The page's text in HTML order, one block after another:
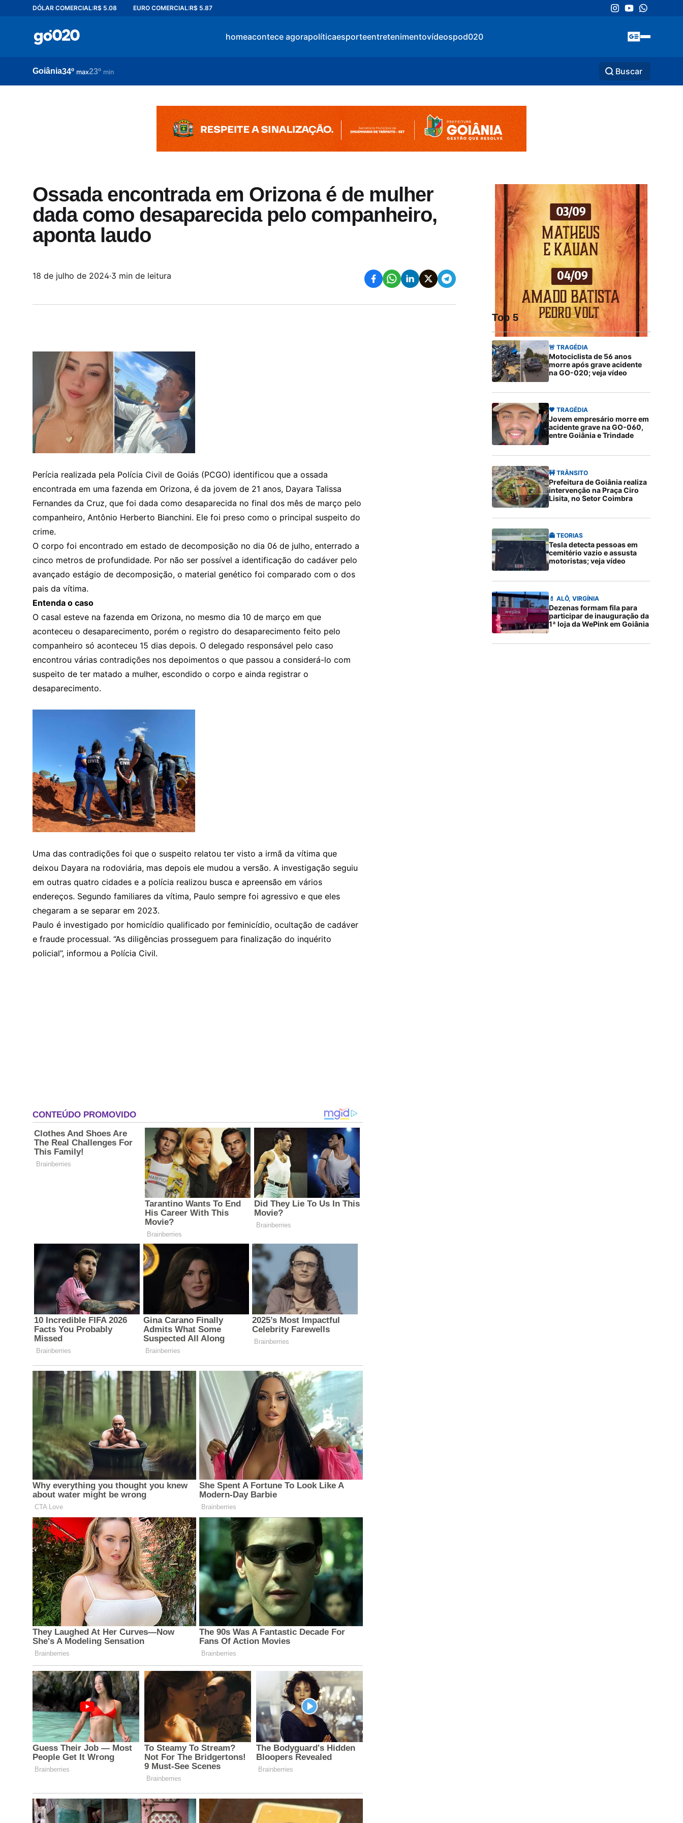
DÓLAR COMERCIAL:R$ 5.08 EURO COMERCIAL:R$ 5.87
homeacontece agorapolíticaesporteentretenimentovídeospod020
Goiânia34º max23º min Buscar
Ossada encontrada em Orizona é de mulher
dada como desaparecida pelo companheiro,
aponta laudo
18 de julho de 2024·3 min de leitura
Perícia realizada pela Polícia Civil de Goiás (PCGO) identificou que a ossada
encontrada em uma fazenda em Orizona, é da jovem de 21 anos, Dayara Talissa
Fernandes da Cruz, que foi dada como desaparecida no final dos mês de março pelo
companheiro, Antônio Herberto Bianchini. Ele foi preso como o principal suspeito do
crime.
O corpo foi encontrado em estado de decomposição no dia 06 de julho, enterrado a
cinco metros de profundidade. Por não ser possível a identificação do cadáver pelo
avançado estágio de decomposição, o material genético foi comparado com o dos
pais da vítima.
Entenda o caso
O casal esteve na fazenda em Orizona, no mesmo dia 10 de março em que
aconteceu o desaparecimento, porém o registro do desaparecimento feito pelo
companheiro só aconteceu 15 dias depois. O delegado responsável pelo caso
encontrou várias contradições nos depoimentos o que passou a considerá-lo com
suspeito de ter matado a mulher, escondido o corpo e ainda registrar o
desaparecimento.
Uma das contradições foi que o suspeito relatou ter visto a irmã da vítima que
deixou Dayara na rodoviária, mas depois ele mudou a versão. A investigação seguiu
em outras quatro cidades e a polícia realizou busca e apreensão em vários
endereços. Segundo familiares da vítima, Paulo sempre foi agressivo e que eles
chegaram a se separar em 2023.
Paulo é investigado por homicídio qualificado por feminicídio, ocultação de cadáver
e fraude processual. “As diligências prosseguem para finalização do inquérito
policial”, informou a Polícia Civil.
Top 5
🚨 TRAGÉDIA
Motociclista de 56 anos
morre após grave acidente
na GO-020; veja vídeo
🖤 TRAGÉDIA
Jovem empresário morre em
acidente grave na GO-060,
entre Goiânia e Trindade
🚧 TRÂNSITO
Prefeitura de Goiânia realiza
intervenção na Praça Ciro
Lisita, no Setor Coimbra
👻 TEORIAS
Tesla detecta pessoas em
cemitério vazio e assusta
motoristas; veja vídeo
💄 ALÔ, VIRGÍNIA
Dezenas formam fila para
participar de inauguração da
1ª loja da WePink em Goiânia
acontece agora
esporte